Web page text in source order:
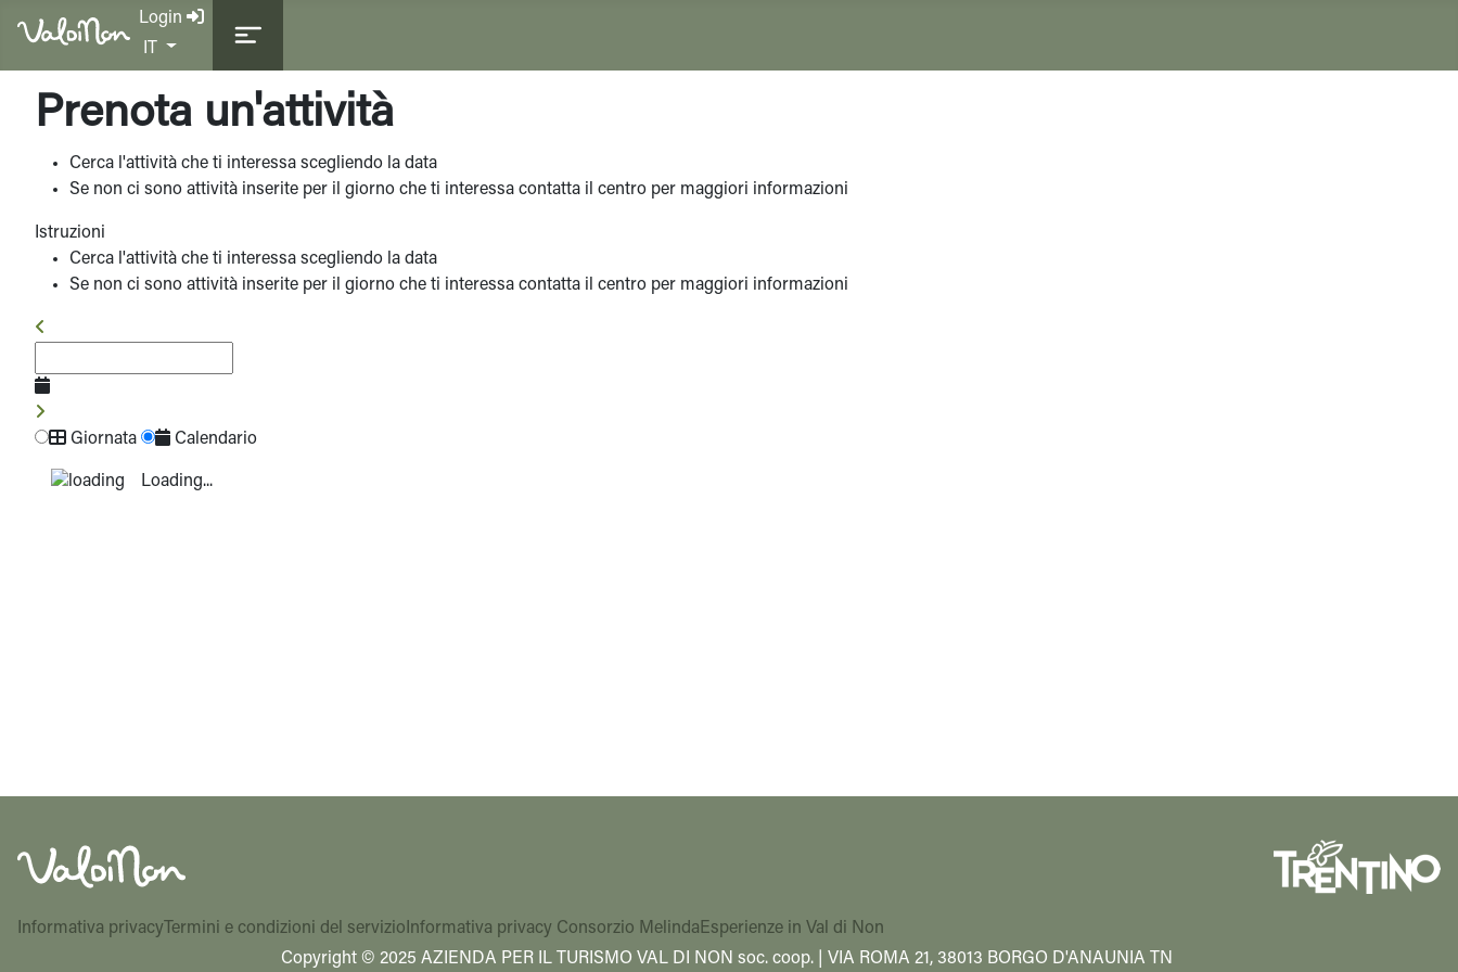
Login
Seleziona la tua lingua
IT
Prenota un'attività
Cerca l'attività che ti interessa scegliendo la data
Se non ci sono attività inserite per il giorno che ti interessa contatta il centro per maggiori informazioni
Istruzioni
Cerca l'attività che ti interessa scegliendo la data
Se non ci sono attività inserite per il giorno che ti interessa contatta il centro per maggiori informazioni
Giornata Calendario
Loading...
Informativa privacy Termini e condizioni del servizio Informativa privacy Consorzio Melinda Esperienze in Val di Non
Copyright © 2025 AZIENDA PER IL TURISMO VAL DI NON soc. coop. | VIA ROMA 21, 38013 BORGO D'ANAUNIA TN